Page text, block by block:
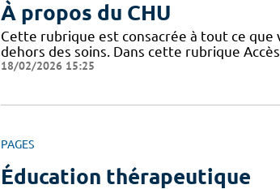
À propos du CHU
Cette rubrique est consacrée à tout ce
dehors des soins. Dans cette rubrique
18/02/2026 15:25
PAGES
Éducation thérapeutique